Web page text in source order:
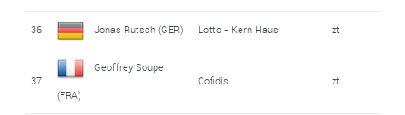
36 Jonas Rutsch (GER) Lotto - Kern Haus zt
37
Geoffrey Soupe
(FRA)
Cofidis zt